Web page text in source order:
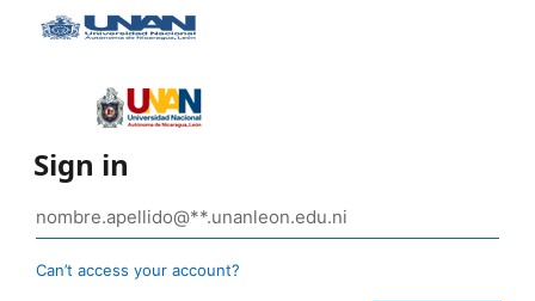
Sign in
Can’t access your account?